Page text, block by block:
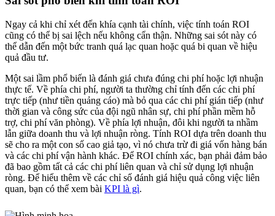
Ngay cả khi chỉ xét đến khía cạnh tài chính, việc tính toán ROI
cũng có thể bị sai lệch nếu không cẩn thận. Những sai sót này có
thể dẫn đến một bức tranh quá lạc quan hoặc quá bi quan về hiệu
quả đầu tư.
Một sai lầm phổ biến là đánh giá chưa đúng chi phí hoặc lợi nhuận
thực tế. Về phía chi phí, người ta thường chỉ tính đến các chi phí
trực tiếp (như tiền quảng cáo) mà bỏ qua các chi phí gián tiếp (như
thời gian và công sức của đội ngũ nhân sự, chi phí phần mềm hỗ
trợ, chi phí văn phòng). Về phía lợi nhuận, đôi khi người ta nhầm
lẫn giữa doanh thu và lợi nhuận ròng. Tính ROI dựa trên doanh thu
sẽ cho ra một con số cao giả tạo, vì nó chưa trừ đi giá vốn hàng bán
và các chi phí vận hành khác. Để ROI chính xác, bạn phải đảm bảo
đã bao gồm tất cả các chi phí liên quan và chỉ sử dụng lợi nhuận
ròng. Để hiểu thêm về các chỉ số đánh giá hiệu quả công việc liên
quan, bạn có thể xem bài KPI là gì.